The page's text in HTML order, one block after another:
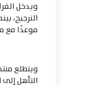
ويدخل
الترجيح،
موعدًا مع
ويتطلع
التأهل